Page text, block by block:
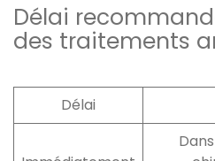
Délai
des traitements
Délai